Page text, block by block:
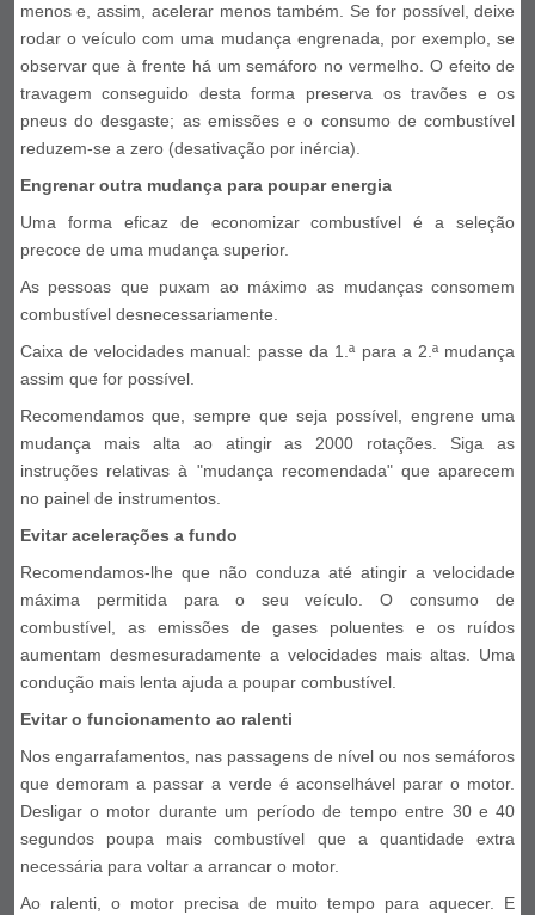
menos e, assim, acelerar menos também. Se for possível, deixe
rodar o veículo com uma mudança engrenada, por exemplo, se
observar que à frente há um semáforo no vermelho. O efeito de
travagem conseguido desta forma preserva os travões e os
pneus do desgaste; as emissões e o consumo de combustível
reduzem-se a zero (desativação por inércia).
Engrenar outra mudança para poupar energia
Uma forma eficaz de economizar combustível é a seleção
precoce de uma mudança superior.
As pessoas que puxam ao máximo as mudanças consomem
combustível desnecessariamente.
Caixa de velocidades manual: passe da 1.ª para a 2.ª mudança
assim que for possível.
Recomendamos que, sempre que seja possível, engrene uma
mudança mais alta ao atingir as 2000 rotações. Siga as
instruções relativas à "mudança recomendada" que aparecem
no painel de instrumentos.
Evitar acelerações a fundo
Recomendamos-lhe que não conduza até atingir a velocidade
máxima permitida para o seu veículo. O consumo de
combustível, as emissões de gases poluentes e os ruídos
aumentam desmesuradamente a velocidades mais altas. Uma
condução mais lenta ajuda a poupar combustível.
Evitar o funcionamento ao ralenti
Nos engarrafamentos, nas passagens de nível ou nos semáforos
que demoram a passar a verde é aconselhável parar o motor.
Desligar o motor durante um período de tempo entre 30 e 40
segundos poupa mais combustível que a quantidade extra
necessária para voltar a arrancar o motor.
Ao ralenti, o motor precisa de muito tempo para aquecer. E